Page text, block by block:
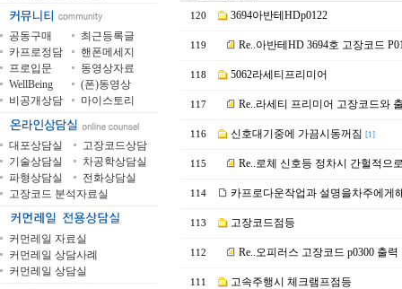
공동구매
최근등록글
카프로정담
핸폰메세지
프로입문
동영상자료
WellBeing
(폰)동영상
비공개상담
마이스토리
대포상담실
고장코드상담
기술상담실
차공학상담실
파형상담실
전화상담실
고장코드 분석자료실
커먼레일 자료실
커먼레일 상담사례
커먼레일 상담실
120 3694아반테HDp0122
119 Re..아반테HD 3694호 고장코드
118 5062라세티프리미어
117 Re..라세티 프리미어 고장코드와
116 신호대기중에 가끔시동꺼짐 [1]
115 Re..로체 신호등 정차시 간헐적으
114 카프로다운작업과 설명을차주에게
113 고장코드점등
112 Re..오피러스 고장코드 p0300 출력
111 고속주행시 체크램프점등